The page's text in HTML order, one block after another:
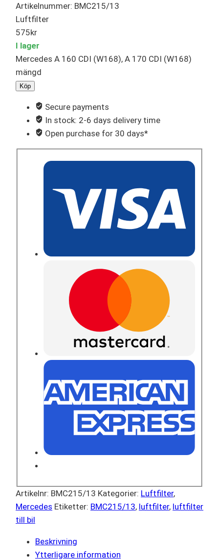
Artikelnummer: BMC215/13
Luftfilter
575kr
I lager
Mercedes A 160 CDI (W168), A 170 CDI (W168)
mängd
Köp
Secure payments
In stock: 2-6 days delivery time
Open purchase for 30 days*
Artikelnr: BMC215/13 Kategorier: Luftfilter,
Mercedes Etiketter: BMC215/13, luftfilter, luftfilter
till bil
Beskrivning
Ytterligare information